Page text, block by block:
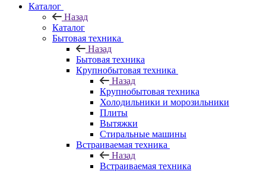
Каталог
Назад
Каталог
Бытовая техника
Назад
Бытовая техника
Крупнобытовая техника
Назад
Крупнобытовая техника
Холодильники и морозильники
Плиты
Вытяжки
Стиральные машины
Встраиваемая техника
Назад
Встраиваемая техника